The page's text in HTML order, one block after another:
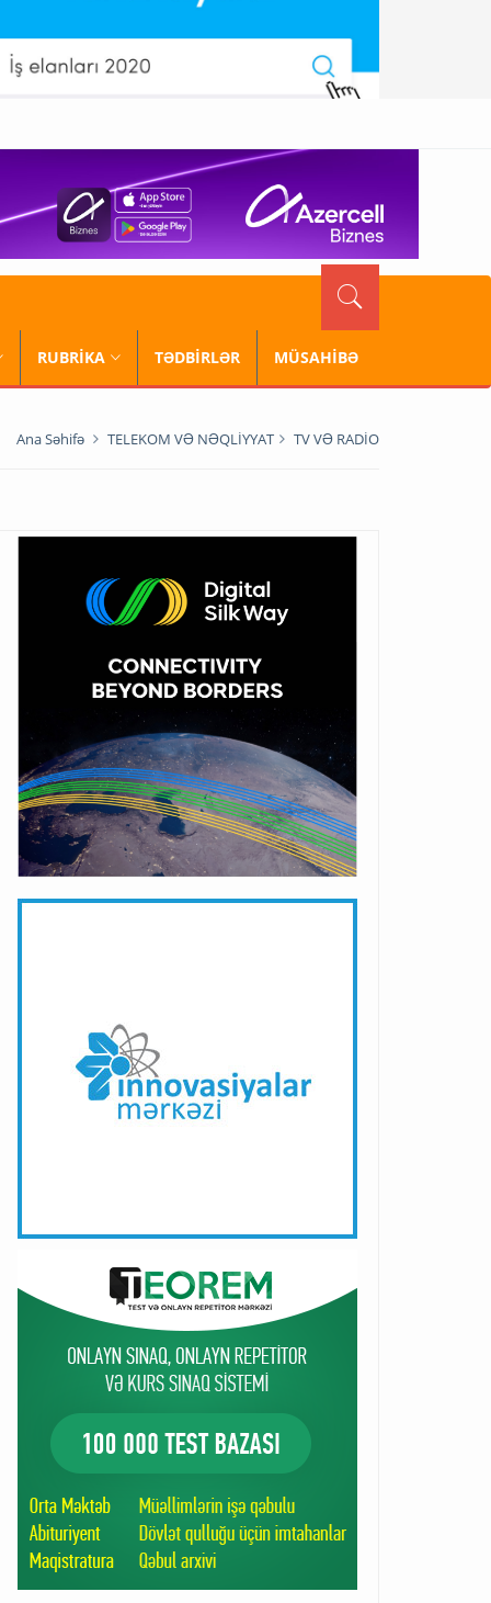
RUBRİKA TƏDBİRLƏR MÜSAHİBƏ
Ana Səhifə TELEKOM VƏ NƏQLİYYAT TV VƏ RADİO